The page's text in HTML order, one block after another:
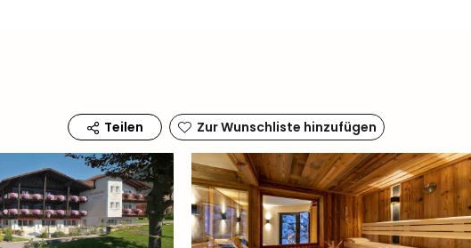
Teilen Zur Wunschliste hinzufügen